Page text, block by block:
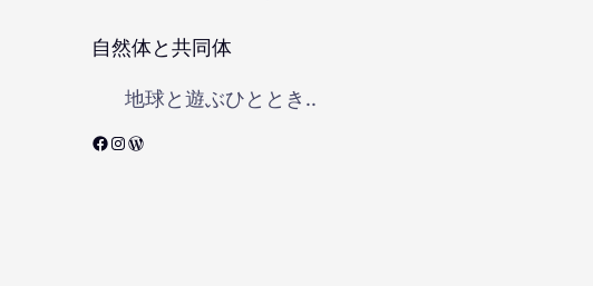
自然体と共同体
地球と遊ぶひととき..
Facebook Instagram WordPress